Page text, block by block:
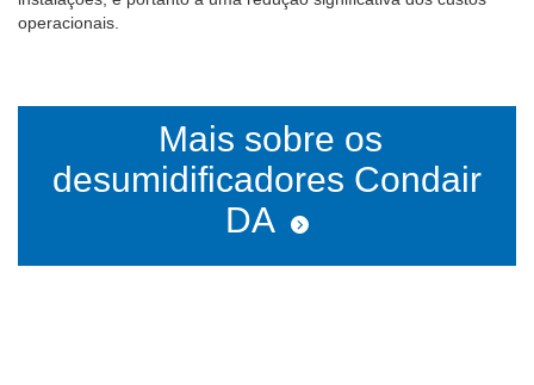
operacionais.
Mais sobre os
desumidificadores Condair
DA